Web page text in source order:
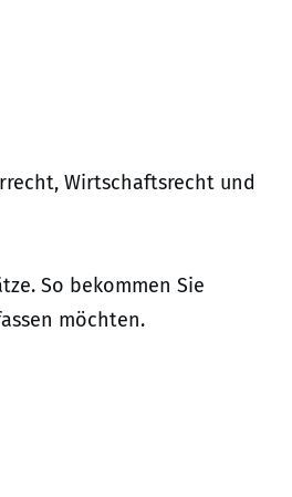
Wirtschaftsrecht und
So bekommen Sie
möchten.